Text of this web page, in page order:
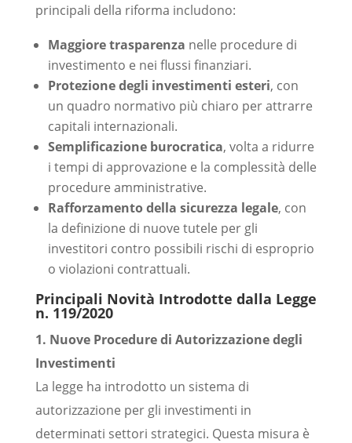
principali della riforma includono:
Maggiore trasparenza nelle procedure di
investimento e nei flussi finanziari.
Protezione degli investimenti esteri, con
un quadro normativo più chiaro per attrarre
capitali internazionali.
Semplificazione burocratica, volta a ridurre
i tempi di approvazione e la complessità delle
procedure amministrative.
Rafforzamento della sicurezza legale, con
la definizione di nuove tutele per gli
investitori contro possibili rischi di esproprio
o violazioni contrattuali.
Principali Novità Introdotte dalla Legge
n. 119/2020
1. Nuove Procedure di Autorizzazione degli
Investimenti
La legge ha introdotto un sistema di
autorizzazione per gli investimenti in
determinati settori strategici. Questa misura è